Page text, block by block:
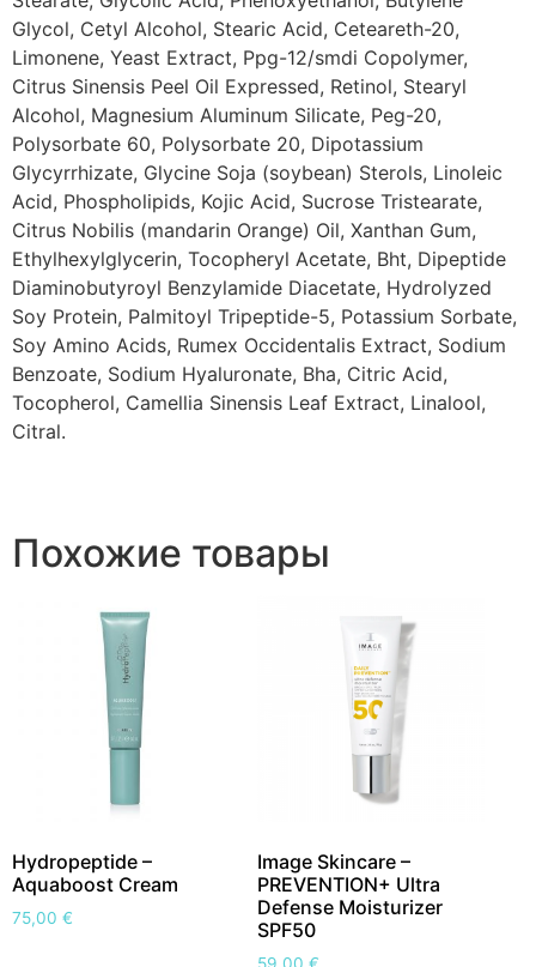
Glycol, Cetyl Alcohol, Stearic Acid, Ceteareth-20,
Limonene, Yeast Extract, Ppg-12/smdi Copolymer,
Citrus Sinensis Peel Oil Expressed, Retinol, Stearyl
Alcohol, Magnesium Aluminum Silicate, Peg-20,
Polysorbate 60, Polysorbate 20, Dipotassium
Glycyrrhizate, Glycine Soja (soybean) Sterols, Linoleic
Acid, Phospholipids, Kojic Acid, Sucrose Tristearate,
Citrus Nobilis (mandarin Orange) Oil, Xanthan Gum,
Ethylhexylglycerin, Tocopheryl Acetate, Bht, Dipeptide
Diaminobutyroyl Benzylamide Diacetate, Hydrolyzed
Soy Protein, Palmitoyl Tripeptide-5, Potassium Sorbate,
Soy Amino Acids, Rumex Occidentalis Extract, Sodium
Benzoate, Sodium Hyaluronate, Bha, Citric Acid,
Tocopherol, Camellia Sinensis Leaf Extract, Linalool,
Citral.
Похожие товары
Hydropeptide –
Aquaboost Cream
75,00 €
Image Skincare –
PREVENTION+ Ultra
Defense Moisturizer
SPF50